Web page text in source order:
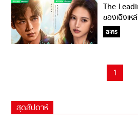
The
ของเฉิงเ
แล้ว!
ละคร
1
สุดสัปดาห์